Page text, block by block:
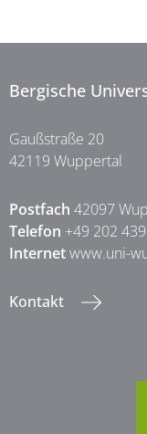
Bergische
Gaußstraße 20
42119 Wuppertal
Postfach 42097
Telefon +49 202
Internetwww.uni-
Kontakt